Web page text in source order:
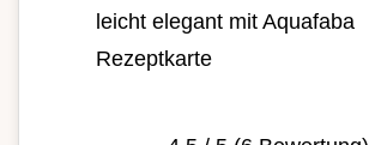
leicht elegant mit Aquafaba
Rezeptkarte